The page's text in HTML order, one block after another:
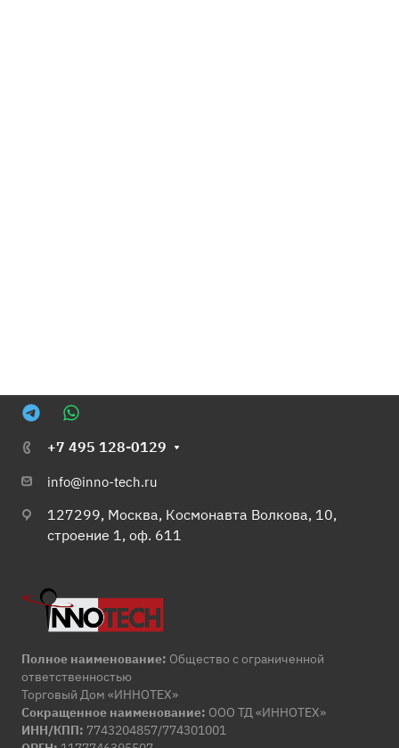
+7 495 128-0129
info@inno-tech.ru
127299, Москва, Космонавта Волкова, 10,
строение 1, оф. 611
Полное наименование: Общество с ограниченной
ответственностью
Торговый Дом «ИННОТЕХ»
Сокращенное наименование: ООО ТД «ИННОТЕХ»
ИНН/КПП: 7743204857/774301001